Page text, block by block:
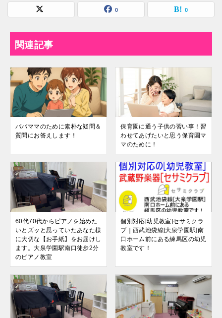
0 0
関連記事
パパママのために素朴な疑問＆
質問にお答えします！
保育園に通う子供の習い事！習
わせてあげたいと思う保育園マ
マのために！
60代70代からピアノを始めた
いとズッと思っていたあなた様
に大切な【お手紙】をお届けし
ます。大泉学園駅南口徒歩2分
のピアノ教室
個別対応[幼児教室]セサミクラ
ブ｜西武池袋線[大泉学園駅]南
口ホーム前にある練馬区の幼児
教室です！